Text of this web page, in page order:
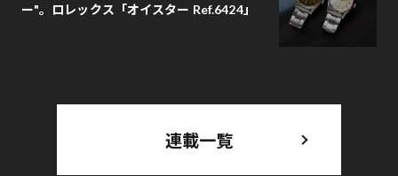
ー"。ロレックス「オイスター Ref.6424」
連載一覧